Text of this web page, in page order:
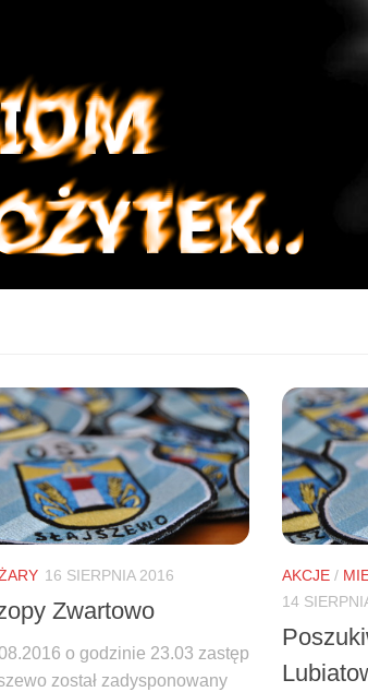
16 SIERPNIA 2016
Zwartowo
o godzinie 23.03 zastęp
został zadysponowany
AKCJE /
14